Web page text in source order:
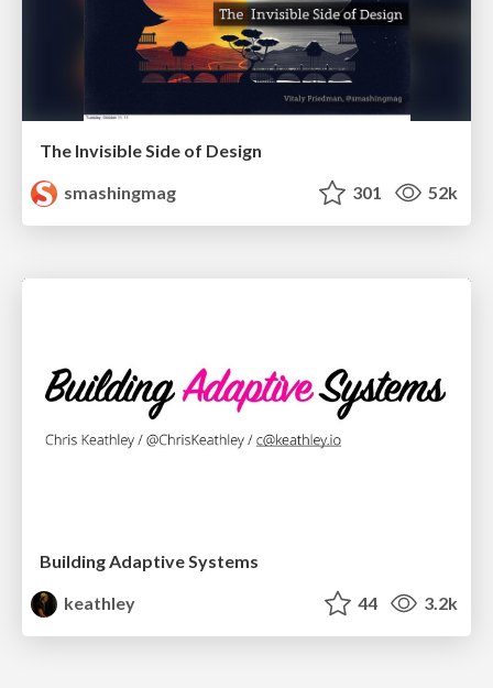
The Invisible Side of Design
smashingmag
301 52k
Building Adaptive Systems
keathley
44 3.2k